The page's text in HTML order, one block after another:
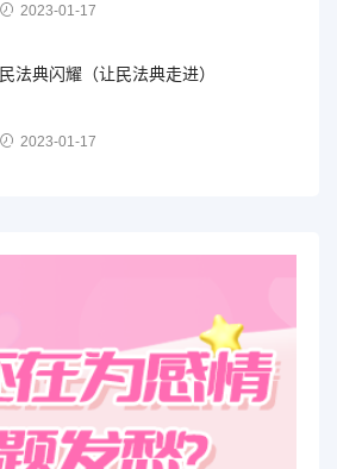
2023-01-17
民法典闪耀（让民法典走进）
2023-01-17